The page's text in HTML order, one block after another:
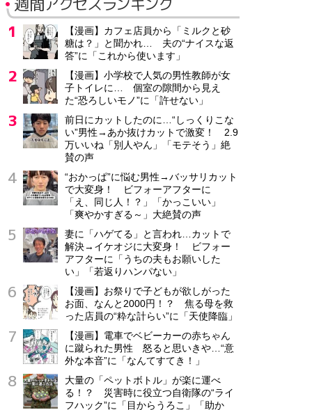
【漫画】カフェ店員から「ミルクと砂
糖は？」と聞かれ… 夫の“ナイスな返
答”に「これから使います」
【漫画】小学校で人気の男性教師が女
子トイレに… 個室の隙間から見え
た“恐ろしいモノ”に「許せない」
前日にカットしたのに…“しっくりこな
い”男性→あか抜けカットで激変！ 2.9
万いいね「別人やん」「モテそう」絶
賛の声
“おかっぱ”に悩む男性→バッサリカット
で大変身！ ビフォーアフターに
「え、同じ人！？」「かっこいい」
「爽やかすぎる～」大絶賛の声
妻に「ハゲてる」と言われ…カットで
解決→イケオジに大変身！ ビフォー
アフターに「うちの夫もお願いした
い」「若返りハンパない」
【漫画】お祭りで子どもが欲しがった
お面、なんと2000円！？ 焦る母を救
った店員の“粋な計らい”に「天使降臨」
【漫画】電車でベビーカーの赤ちゃん
に蹴られた男性 怒ると思いきや…“意
外な本音”に「なんてすてき！」
大量の「ペットボトル」が楽に運べ
る！？ 災害時に役立つ自衛隊の“ライ
フハック”に「目からうろこ」「助か